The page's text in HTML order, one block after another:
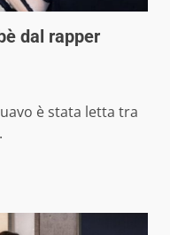
dal rapper
è stata letta tra